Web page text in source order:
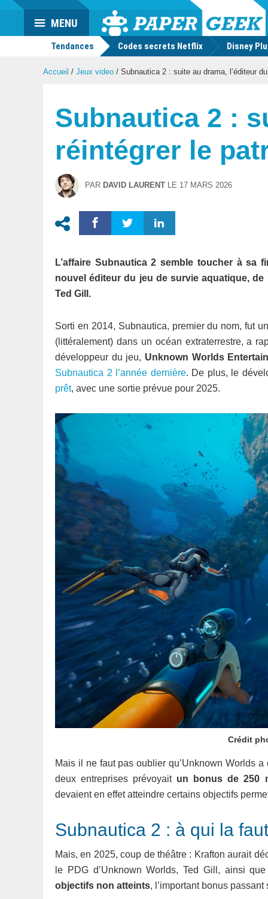
Actu
geek
MENU
Tendances Codes secrets Netflix Disney
Accueil / Jeux video / Subnautica 2 : suite au drama, l’éditeur
Subnautica 2 :
réintégrer le
PAR DAVID LAURENT LE 17 MARS 2026
L’affaire Subnautica 2 semble toucher à
nouvel éditeur du jeu de survie aquatique,
Ted Gill.
Sorti en 2014, Subnautica, premier du nom, fut
(littéralement) dans un océan extraterrestre, a
développeur du jeu, Unknown Worlds
Subnautica 2 l’année dernière. De plus, le
prêt, avec une sortie prévue pour 2025.
Crédit
Mais il ne faut pas oublier qu’Unknown Worlds
deux entreprises prévoyait un bonus de 250
devaient en effet atteindre certains objectifs
Subnautica 2 : à qui la
Mais, en 2025, coup de théâtre : Krafton aurait
le PDG d’Unknown Worlds, Ted Gill, ainsi
objectifs non atteints, l’important bonus